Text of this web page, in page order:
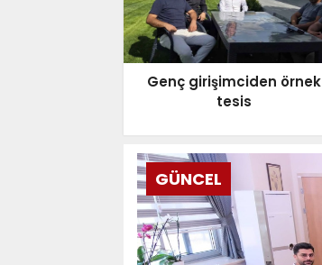
Genç girişimciden örnek
tesis
GÜNCEL